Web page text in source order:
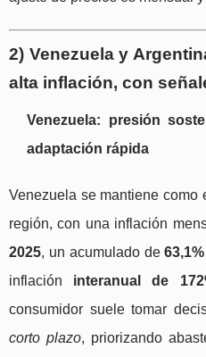
2) Venezuela y
alta inflación, con
Venezuela: presión
adaptación rápida
Venezuela se mantiene como
región, con una inflación
2025, un acumulado de
inflación interanual de
consumidor suele tomar
corto plazo, priorizando